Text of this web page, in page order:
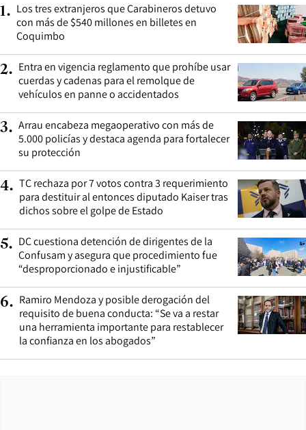
1. Los tres extranjeros que Carabineros detuvo
con más de $540 millones en billetes en
Coquimbo
2. Entra en vigencia reglamento que prohíbe usar
cuerdas y cadenas para el remolque de
vehículos en panne o accidentados
3. Arrau encabeza megaoperativo con más de
5.000 policías y destaca agenda para fortalecer
su protección
4. TC rechaza por 7 votos contra 3 requerimiento
para destituir al entonces diputado Kaiser tras
dichos sobre el golpe de Estado
5. DC cuestiona detención de dirigentes de la
Confusam y asegura que procedimiento fue
“desproporcionado e injustificable”
6. Ramiro Mendoza y posible derogación del
requisito de buena conducta: “Se va a restar
una herramienta importante para restablecer
la confianza en los abogados”